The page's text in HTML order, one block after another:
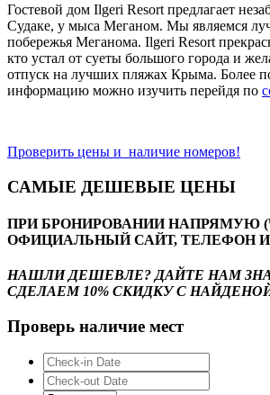
Гостевой дом Ilgeri Resort предлагает
Судаке, у мыса Меганом. Мы являемся
побережья Меганома. Ilgeri Resort
кто устал от суеты большого города и
отпуск на лучших пляжах Крыма. Более
информацию можно изучить перейдя по
Проверить цены и наличие номеров!
САМЫЕ ДЕШЕВЫЕ ЦЕНЫ
ПРИ БРОНИРОВАНИИ НАПРЯМУЮ
ОФИЦИАЛЬНЫЙ САЙТ, ТЕЛЕФОН
НАШЛИ ДЕШЕВЛЕ? ДАЙТЕ НАМ
СДЕЛАЕМ 10% СКИДКУ С
Проверь наличие мест